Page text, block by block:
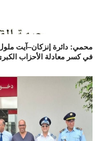
محمي: دائرة إنزكان–آيت
في كسر معادلة الأحزاب